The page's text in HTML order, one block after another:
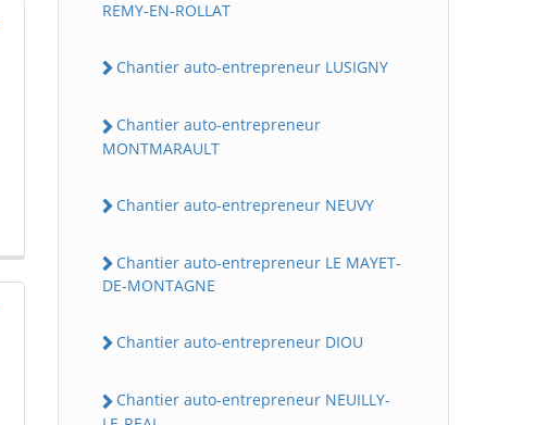
REMY-EN-ROLLAT
Chantier auto-entrepreneur LUSIGNY
Chantier auto-entrepreneur
MONTMARAULT
Chantier auto-entrepreneur NEUVY
Chantier auto-entrepreneur LE MAYET-
DE-MONTAGNE
Chantier auto-entrepreneur DIOU
Chantier auto-entrepreneur NEUILLY-